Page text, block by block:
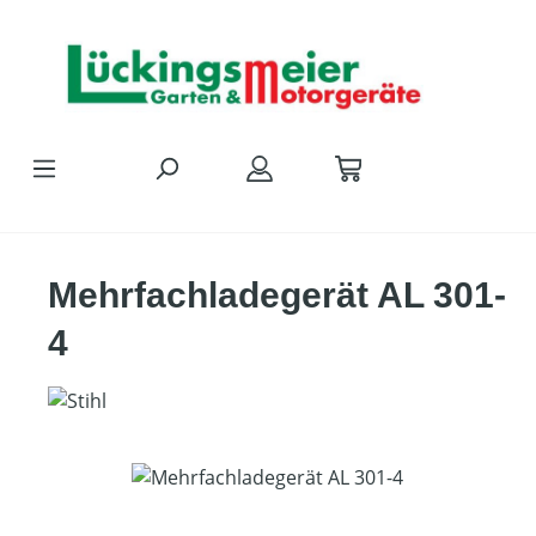
Mehrfachladegerät AL 301-
4
Bildergalerie überspringen